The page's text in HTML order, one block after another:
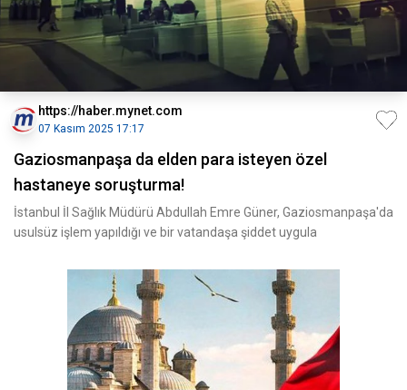
https://haber.mynet.com
07 Kasım 2025 17:17
Gaziosmanpaşa da elden para isteyen özel
hastaneye soruşturma!
İstanbul İl Sağlık Müdürü Abdullah Emre Güner, Gaziosmanpaşa'da
usulsüz işlem yapıldığı ve bir vatandaşa şiddet uygula